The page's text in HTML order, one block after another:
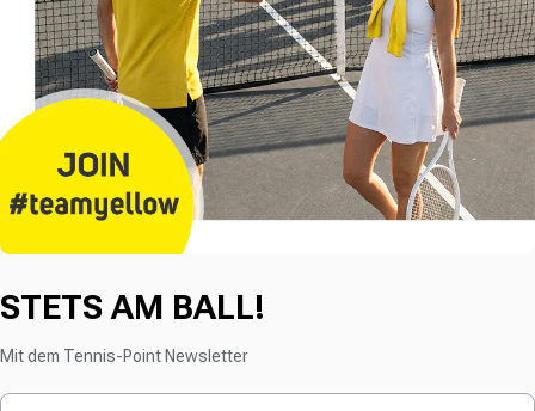
STETS AM BALL!
Mit dem Tennis-Point Newsletter